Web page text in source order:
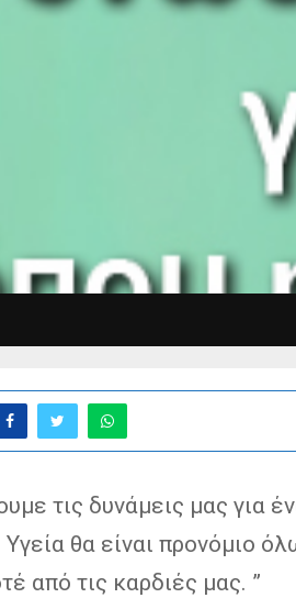
τις δυνάμεις μας για
Υγεία θα είναι προνόμιο
από τις καρδιές μας. ”